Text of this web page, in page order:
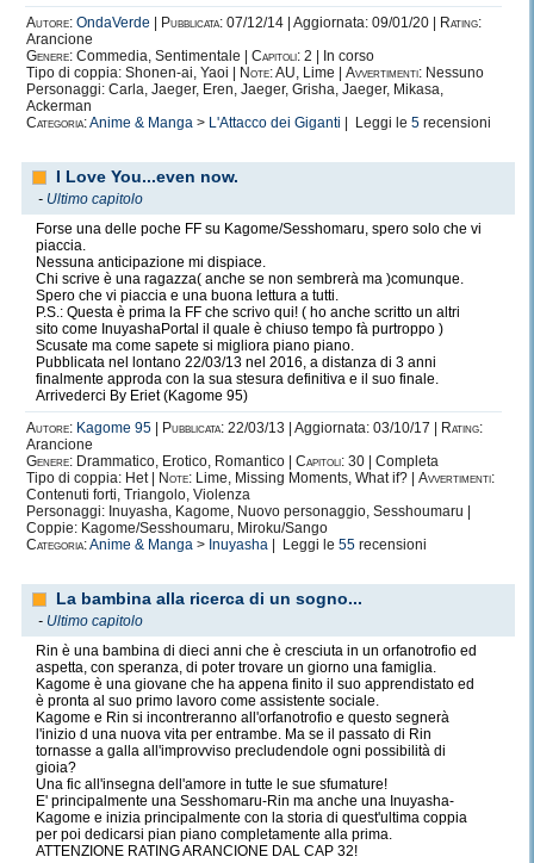
Autore: OndaVerde Pubblicata: 07/12/14 | Aggiornata: 09/01/20 |
Rating:
Arancione
Genere: Commedia, Sentimentale | Capitoli: 2 | In corso
Tipo di coppia: Shonen-ai, Yaoi |
Note:AU, Lime | Avvertimenti: Nessuno
Personaggi: Carla, Jaeger, Eren, Jaeger, Grisha, Jaeger, Mikasa,
Ackerman
Categoria:Anime & Manga > L'Attacco dei Giganti | Leggi le 5 recensioni
I Love You...even now.
- Ultimo capitolo
Forse una delle poche FF su Kagome/Sesshomaru, spero solo che vi
piaccia.
Nessuna anticipazione mi dispiace.
Chi scrive è una ragazza( anche se non sembrerà ma )comunque.
Spero che vi piaccia e una buona lettura a tutti.
P.S.: Questa è prima la FF che scrivo qui! ( ho anche scritto un altri
sito come InuyashaPortal il quale è chiuso tempo fà purtroppo )
Scusate ma come sapete si migliora piano piano.
Pubblicata nel lontano 22/03/13 nel 2016, a distanza di 3 anni
finalmente approda con la sua stesura definitiva e il suo finale.
Arrivederci By Eriet (Kagome 95)
Autore: Kagome 95 Pubblicata: 22/03/13 | Aggiornata: 03/10/17 |
Rating:
Arancione
Genere: Drammatico, Erotico, Romantico | Capitoli: 30 | Completa
Tipo di coppia: Het |
Note: Lime, Missing Moments, What if? | Avvertimenti:
Contenuti forti, Triangolo, Violenza
Personaggi: Inuyasha, Kagome, Nuovo personaggio, Sesshoumaru |
Coppie: Kagome/Sesshoumaru, Miroku/Sango
Categoria:Anime & Manga > Inuyasha | Leggi le 55 recensioni
La bambina alla ricerca di un sogno...
- Ultimo capitolo
Rin è una bambina di dieci anni che è cresciuta in un orfanotrofio ed
aspetta, con speranza, di poter trovare un giorno una famiglia.
Kagome è una giovane che ha appena finito il suo apprendistato ed
è pronta al suo primo lavoro come assistente sociale.
Kagome e Rin si incontreranno all'orfanotrofio e questo segnerà
l'inizio d una nuova vita per entrambe. Ma se il passato di Rin
tornasse a galla all'improvviso precludendole ogni possibilità di
gioia?
Una fic all'insegna dell'amore in tutte le sue sfumature!
E' principalmente una Sesshomaru-Rin ma anche una Inuyasha-
Kagome e inizia principalmente con la storia di quest'ultima coppia
per poi dedicarsi pian piano completamente alla prima.
ATTENZIONE RATING ARANCIONE DAL CAP 32!